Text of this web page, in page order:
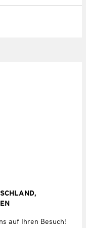
auf Ihren Besuch!